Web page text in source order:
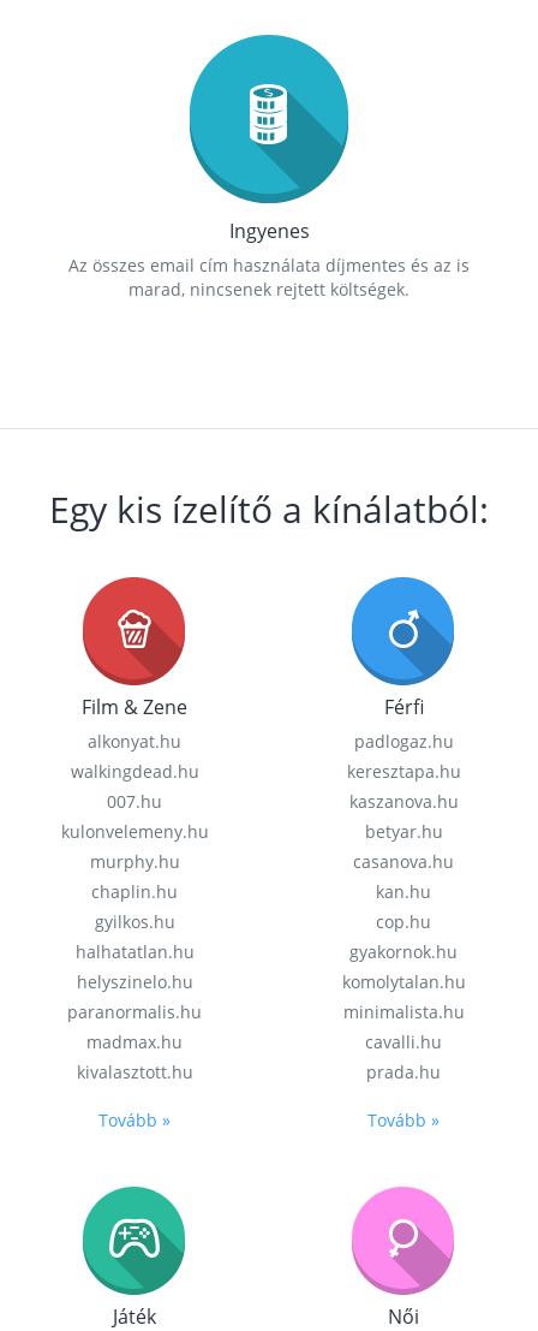
Ingyenes
Az összes email cím használata díjmentes és az is
marad, nincsenek rejtett költségek.
Egy kis ízelítő a kínálatból:
Film & Zene
alkonyat.hu
walkingdead.hu
007.hu
kulonvelemeny.hu
murphy.hu
chaplin.hu
gyilkos.hu
halhatatlan.hu
helyszinelo.hu
paranormalis.hu
madmax.hu
kivalasztott.hu
Tovább »
Férfi
padlogaz.hu
keresztapa.hu
kaszanova.hu
betyar.hu
casanova.hu
kan.hu
cop.hu
gyakornok.hu
komolytalan.hu
minimalista.hu
cavalli.hu
prada.hu
Tovább »
Játék Női